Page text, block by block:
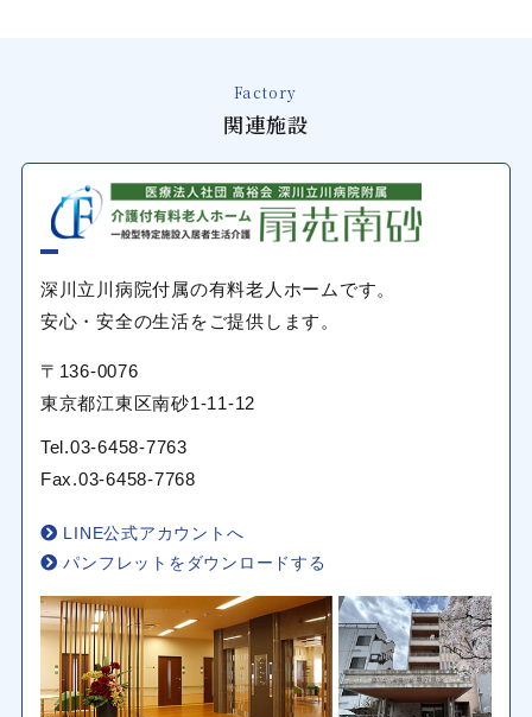
関連施設
Factory
深川立川病院付属の有料老人ホームです。
安心・安全の生活をご提供します。
〒136-0076
東京都江東区南砂1-11-12
Tel.03-6458-7763
Fax.03-6458-7768
LINE公式アカウントへ
パンフレットをダウンロードする